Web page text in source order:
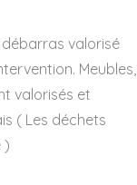
débarras valorisé
Meubles,
valorisés et
( Les déchets
)